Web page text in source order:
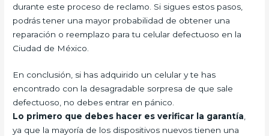
durante este proceso de reclamo. Si sigues estos pasos,
podrás tener una mayor probabilidad de obtener una
reparación o reemplazo para tu celular defectuoso en la
Ciudad de México.
En conclusión, si has adquirido un celular y te has
encontrado con la desagradable sorpresa de que sale
defectuoso, no debes entrar en pánico.
Lo primero que debes hacer es verificar la garantía,
ya que la mayoría de los dispositivos nuevos tienen una